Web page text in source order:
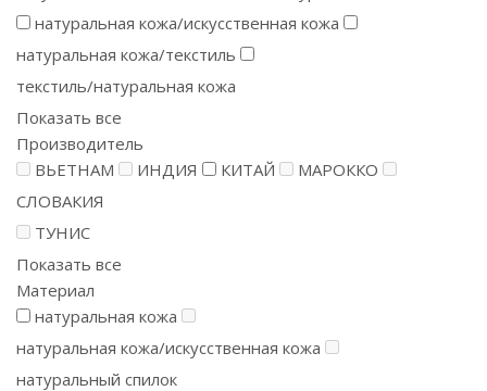
натуральная кожа/искусственная кожа
натуральная кожа/текстиль
текстиль/натуральная кожа
Показать все
Производитель
ВЬЕТНАМ
ИНДИЯ КИТАЙ
МАРОККО
СЛОВАКИЯ
ТУНИС
Показать все
Материал
натуральная кожа
натуральная кожа/искусственная кожа
натуральный спилок